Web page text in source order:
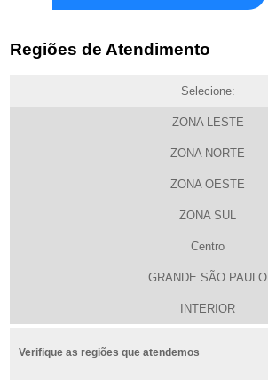
Regiões de Atendimento
Selecione:
ZONA LESTE
ZONA NORTE
ZONA OESTE
ZONA SUL
Centro
GRANDE SÃO PAULO
INTERIOR
Verifique as regiões que atendemos